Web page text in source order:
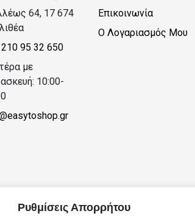
64, 17 674
95 32 650
με
10:00-
Επικοινωνία
Ο Λογαριασμός Μου
Ρυθμίσεις Απορρήτου